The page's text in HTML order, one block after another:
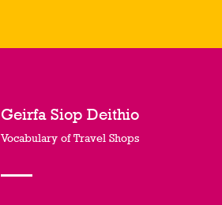
Geirfa Siop Deithio
Vocabulary of Travel Shops